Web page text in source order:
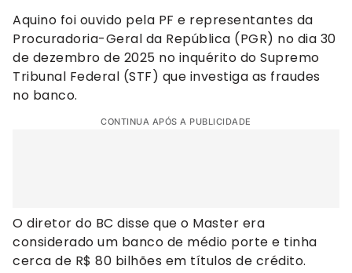
Aquino foi ouvido pela PF e representantes da
Procuradoria-Geral da República (PGR) no dia 30
de dezembro de 2025 no inquérito do Supremo
Tribunal Federal (STF) que investiga as fraudes
no banco.
CONTINUA APÓS A PUBLICIDADE
O diretor do BC disse que o Master era
considerado um banco de médio porte e tinha
cerca de R$ 80 bilhões em títulos de crédito.